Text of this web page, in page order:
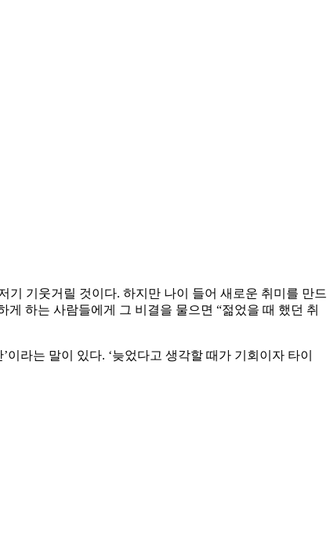
기 기웃거릴 것이다. 하지만 나이 들어 새로운 취미를 만드
하는 사람들에게 그 비결을 물으면 “젊었을 때 했던 취
라는 말이 있다. ‘늦었다고 생각할 때가 기회이자 타이